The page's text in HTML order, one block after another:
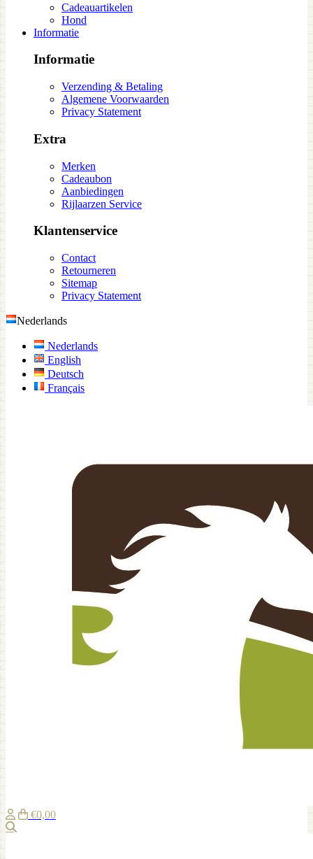
Cadeauartikelen
Hond
Informatie
Informatie
Verzending & Betaling
Algemene Voorwaarden
Privacy Statement
Extra
Merken
Cadeaubon
Aanbiedingen
Rijlaarzen Service
Klantenservice
Contact
Retourneren
Sitemap
Privacy Statement
Nederlands
Nederlands
English
Deutsch
Français
€0,00